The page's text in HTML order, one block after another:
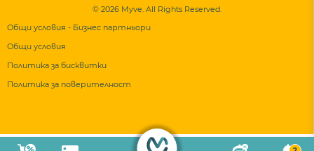
© 2026 Myve. All Rights Reserved.
Общи условия - Бизнес партньори
Общи условия
Политика за бисквитки
Политика за поверителност